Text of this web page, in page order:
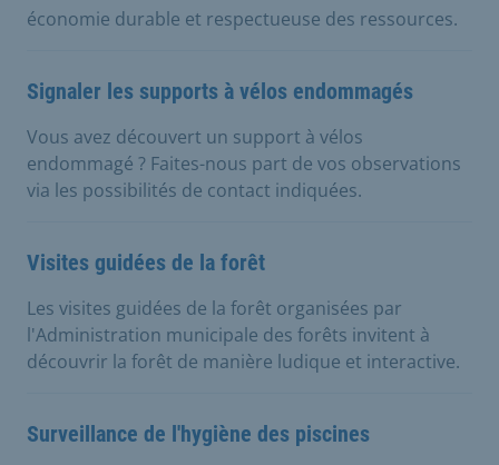
économie durable et respectueuse des ressources.
Signaler les supports à vélos endommagés
Vous avez découvert un support à vélos
endommagé ? Faites-nous part de vos observations
via les possibilités de contact indiquées.
Visites guidées de la forêt
Les visites guidées de la forêt organisées par
l'Administration municipale des forêts invitent à
découvrir la forêt de manière ludique et interactive.
Surveillance de l'hygiène des piscines